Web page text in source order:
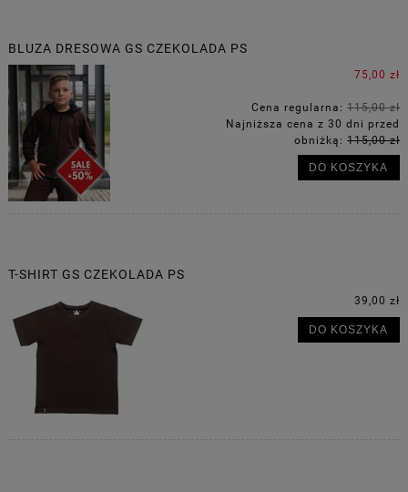
BLUZA DRESOWA GS CZEKOLADA PS
75,00 zł
Cena regularna:115,00 zł
Najniższa cena z 30 dni przed
obniżką:115,00 zł
DO KOSZYKA
T-SHIRT GS CZEKOLADA PS
39,00 zł
DO KOSZYKA